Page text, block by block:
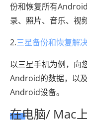
份和恢复所有
录、照片、音乐、视
2.三星备份和恢复解
以三星手机为例，向
Android的数据，以
Android设备。
在电脑/ Mac